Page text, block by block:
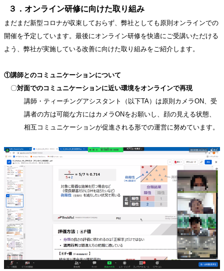
３．オンライン研修に向けた取り組み
まだまだ新型コロナが収束しておらず、弊社としても原則オンラインでの
開催を予定しています。最後にオンライン研修を快適にご受講いただける
よう、弊社が実施している改善に向けた取り組みをご紹介します。
①講師とのコミュニケーションについて
〇対面でのコミュニケーションに近い環境をオンラインで再現
講師・ティーチングアシスタント（以下TA）は原則カメラON、受
講者の方は可能な方にはカメラONをお願いし、顔の見える状態、
相互コミュニケーションが促進される形での運営に努めています。